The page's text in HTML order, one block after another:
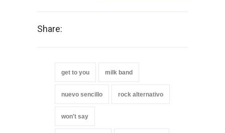
Share:
get to you milk band
nuevo sencillo rock alternativo
won't say